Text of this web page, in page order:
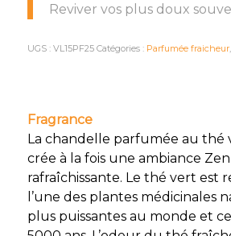
Reviver vos plus doux
UGS : VL15PF25 Catégories : Parfumée fraicheur,
Fragrance
La chandelle parfumée au thé
crée à la fois une ambiance
rafraîchissante. Le thé vert est
l’une des plantes médicinales
plus puissantes au monde et